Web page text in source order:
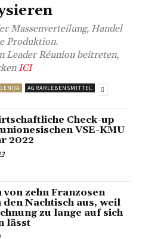
Massenverteilung, Handel
Produktion.
Leader Réunion beitreten,
ICI
AGRARLEBENSMITTEL
Check-up
VSE-KMU
2022
von zehn Franzosen
den Nachtisch aus, weil
zu lange auf sich
lässt